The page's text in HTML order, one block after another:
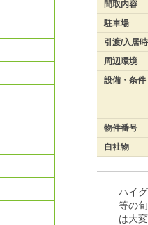
間取内容
駐車場
引渡/入居
周辺環境
設備・条件
物件番号
自社物
ハイ
等の
は大